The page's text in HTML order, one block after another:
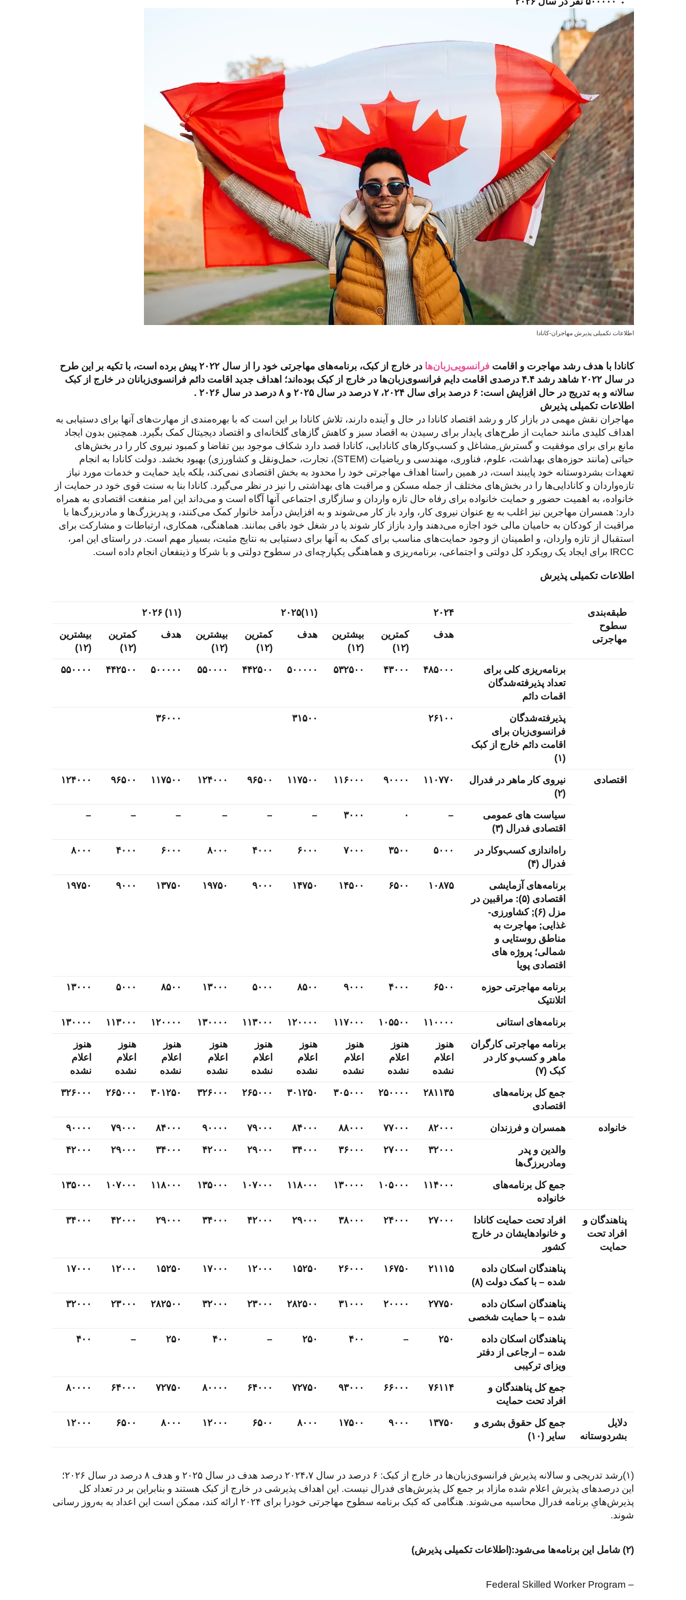
اطلاعات تکمیلی پذیرش مهاجران-کانادا
کانادا با هدف رشد مهاجرت و اقامت فرانسویی‌زبان‌ها
در خارج از کبک، برنامه‌های مهاجرتی خود را از سال ۲۰۲۲ پیش برده است، با تکیه بر این طرح
در سال ۲۰۲۲ شاهد رشد ۴.۴ درصدی اقامت دايم فرانسوی‌زبان‌ها در خارج از کبک بوده‌اند؛ اهداف جدید اقامت دائم فرانسوی‌زبانان در خارج از کبک
سالانه و به تدریج در حال افزایش است: ۶ درصد برای سال ۲۰۲۴، ۷ درصد در سال ۲۰۲۵ و ۸ درصد در سال ۲۰۲۶ .
اطلاعات تکمیلی پذیرش
مهاجران نقش مهمی در بازار کار و رشد اقتصاد کانادا در حال و آینده دارند، تلاش کانادا بر این است که با بهره‌مندی از مهارت‌های آنها برای دستیابی به
اهداف کلیدی مانند حمایت از طرح‌های پایدار برای رسیدن به اقصاد سبز و کاهش گازهای گلخانه‌ای و اقتصاد دیجیتال کمک بگیرد. همچنین بدون ایجاد
مانع برای برای موفقیت و گسترش ِمشاغل و کسب‌وکارهای کانادایی، کانادا قصد دارد شکاف موجود بین تقاضا و کمبود نیروی کار را در بخش‌های
حیاتی (مانند حوزه‌های بهداشت، علوم، فناوری، مهندسی و ریاضیات (STEM)، تجارت، حمل‌و‌نقل و کشاورزی) بهبود بخشد. دولت کانادا به انجام
تعهدات بشردوستانه خود پایبند است، در همین راستا اهداف مهاجرتی خود را محدود به بخش اقتصادی نمی‌کند، بلکه باید حمایت و خدمات مورد نیاز
تازه‌واردان و کانادایی‌ها را در بخش‌های مختلف از جمله مسکن و مراقبت های بهداشتی را نیز در نظر می‌گیرد. کانادا بنا به سنت قوی خود در حمایت از
خانواده، به اهمیت حضور و حمایت خانواده برای رفاه حال تازه واردان و سازگاری اجتماعی آنها آگاه است و می‌داند این امر منفعت اقتصادی به همراه
دارد: همسران مهاجرین نیز اغلب به بع عنوان نیروی کار، وارد باز کار می‌شوند و به افزایش درآمد خانوار کمک می‌کنند، و پدربزرگ‌ها و مادربزرگ‌ها با
مراقبت از کودکان به حامیان مالی خود اجازه می‌دهند وارد بازاز کار شوند یا در شغل خود باقی بمانند. هماهنگی، همکاری، ارتباطات و مشارکت برای
استقبال از تازه واردان، و اطمینان از وجود حمایت‌های مناسب برای کمک به آنها برای دستیابی به نتایج مثبت، بسیار مهم است. در راستای این امر،
IRCC برای ایجاد یک رویکرد کل دولتی و اجتماعی، برنامه‌ریزی و هماهنگی یکپارچه‌ای در سطوح دولتی و با شرکا و ذینفعان انجام داده است.
اطلاعات تکمیلی پذیرش
طبقه‌بندی
سطوح
مهاجرتی
۲۰۲۴ (۱۱)۲۰۲۵ (۱۱) ۲۰۲۶
هدف
کمترین
(۱۲)
بیشترین
(۱۲)
هدف
کمترین
(۱۲)
بیشترین
(۱۲)
هدف
کمترین
(۱۲)
بیشترین
(۱۲)
برنامه‌ریزی کلی برای
تعداد پذیرفته‌شدگان
اقمات دائم
۴۸۵۰۰۰ ۴۳۰۰۰ ۵۳۲۵۰۰ ۵۰۰۰۰۰ ۴۴۲۵۰۰ ۵۵۰۰۰۰ ۵۰۰۰۰۰ ۴۴۲۵۰۰ ۵۵۰۰۰۰
پذیرفته‌شدگان
فرانسوی‌زبان برای
اقامت دائم خارج از کبک
(۱)
۲۶۱۰۰ ۳۱۵۰۰ ۳۶۰۰۰
اقتصادی
نیروی کار ماهر در فدرال
(۲)
۱۱۰۷۷۰ ۹۰۰۰۰ ۱۱۶۰۰۰ ۱۱۷۵۰۰ ۹۶۵۰۰ ۱۲۴۰۰۰ ۱۱۷۵۰۰ ۹۶۵۰۰ ۱۲۴۰۰۰
سیاست های عمومی
اقتصادی فدرال (۳)
– ۰ ۳۰۰۰ –
–
–
–
–
–
راه‌اندازی کسب‌وکار در
فدرال (۴)
۵۰۰۰ ۳۵۰۰ ۷۰۰۰ ۶۰۰۰ ۴۰۰۰ ۸۰۰۰ ۶۰۰۰ ۴۰۰۰ ۸۰۰۰
برنامه‌های آزمایشی
اقتصادی (۵): مراقبین در
مزل (۶); کشاورزی-
غذایی; مهاجرت به
مناطق روستایی و
شمالی؛ پروژه های
اقتصادی پویا
۱۰۸۷۵ ۶۵۰۰ ۱۴۵۰۰ ۱۴۷۵۰ ۹۰۰۰ ۱۹۷۵۰ ۱۳۷۵۰ ۹۰۰۰ ۱۹۷۵۰
برنامه مهاجرتی حوزه
اتلانتیک
۶۵۰۰ ۴۰۰۰ ۹۰۰۰ ۸۵۰۰ ۵۰۰۰ ۱۳۰۰۰ ۸۵۰۰ ۵۰۰۰ ۱۳۰۰۰
برنامه‌های استانی ۱۱۰۰۰۰ ۱۰۵۵۰۰ ۱۱۷۰۰۰ ۱۲۰۰۰۰ ۱۱۳۰۰۰ ۱۳۰۰۰۰ ۱۲۰۰۰۰ ۱۱۳۰۰۰ ۱۳۰۰۰۰
برنامه مهاجرتی کارگران
ماهر و کسب‌و کار در
کبک (۷)
هنوز
اعلام
نشده
هنوز
اعلام
نشده
هنوز
اعلام
نشده
هنوز
اعلام
نشده
هنوز
اعلام
نشده
هنوز
اعلام
نشده
هنوز
اعلام
نشده
هنوز
اعلام
نشده
هنوز
اعلام
نشده
جمع کل برنامه‌های
اقتصادی
۲۸۱۱۳۵ ۲۵۰۰۰۰ ۳۰۵۰۰۰ ۳۰۱۲۵۰ ۲۶۵۰۰۰ ۳۲۶۰۰۰ ۳۰۱۲۵۰ ۲۶۵۰۰۰ ۳۲۶۰۰۰
خانواده همسران و فرزندان ۸۲۰۰۰ ۷۷۰۰۰ ۸۸۰۰۰ ۸۴۰۰۰ ۷۹۰۰۰ ۹۰۰۰۰ ۸۴۰۰۰ ۷۹۰۰۰ ۹۰۰۰۰
والدین و پدر
ومادربرزگ‌ها
۳۲۰۰۰ ۲۷۰۰۰ ۳۶۰۰۰ ۳۴۰۰۰ ۲۹۰۰۰ ۴۲۰۰۰ ۳۴۰۰۰ ۲۹۰۰۰ ۴۲۰۰۰
جمع کل برنامه‌های
خانواده
۱۱۴۰۰۰ ۱۰۵۰۰۰ ۱۳۰۰۰۰ ۱۱۸۰۰۰ ۱۰۷۰۰۰ ۱۳۵۰۰۰ ۱۱۸۰۰۰ ۱۰۷۰۰۰ ۱۳۵۰۰۰
پناهندگان و
افراد تحت
حمایت
افراد تحت حمایت کانادا
و خانوادهایشان در خارج
کشور
۲۷۰۰۰ ۲۴۰۰۰ ۳۸۰۰۰ ۲۹۰۰۰ ۴۲۰۰۰ ۳۴۰۰۰ ۲۹۰۰۰ ۴۲۰۰۰ ۳۴۰۰۰
پناهندگان اسکان داده
شده – با کمک دولت (۸)
۲۱۱۱۵ ۱۶۷۵۰ ۲۶۰۰۰ ۱۵۲۵۰ ۱۲۰۰۰ ۱۷۰۰۰ ۱۵۲۵۰ ۱۲۰۰۰ ۱۷۰۰۰
پناهندگان اسکان داده
شده – با حمایت شخصی
۲۷۷۵۰ ۲۰۰۰۰ ۳۱۰۰۰ ۲۸۲۵۰۰ ۲۳۰۰۰ ۳۲۰۰۰ ۲۸۲۵۰۰ ۲۳۰۰۰ ۳۲۰۰۰
پناهندگان اسکان داده
شده – ارجاعی از دفتر
ویزای ترکیبی
۲۵۰ – ۴۰۰ ۲۵۰ – ۴۰۰ ۲۵۰ – ۴۰۰
جمع کل پناهندگان و
افراد تحت حمایت
۷۶۱۱۴ ۶۶۰۰۰ ۹۳۰۰۰ ۷۲۷۵۰ ۶۴۰۰۰ ۸۰۰۰۰ ۷۲۷۵۰ ۶۴۰۰۰ ۸۰۰۰۰
دلایل
بشردوستانه
جمع کل حقوق بشری و
سایر (۱۰)
۱۳۷۵۰ ۹۰۰۰ ۱۷۵۰۰ ۸۰۰۰ ۶۵۰۰ ۱۲۰۰۰ ۸۰۰۰ ۶۵۰۰ ۱۲۰۰۰
(۱)رشد تدریجی و سالانه پذیرش فرانسوی‌زبان‌ها در خارج از کبک: ۶ درصد در سال ۲۰۲۴،۷ درصد هدف در سال ۲۰۲۵ و هدف ۸ درصد در سال ۲۰۲۶؛
این درصد‌های پذیرش اعلام شده مازاد بر جمع کل پذیرش‌های فدرال نیست. این اهداف پذیرشی در خارج از کبک هستند و بنابراین بر در تعداد کل
پذیرش‌هایِ برنامه فدرال محاسبه می‌شوند. هنگامی که کبک برنامه سطوح مهاجرتی خودرا برای ۲۰۲۴ ارائه کند، ممکن است این اعداد به به‌روز رسانی
شوند.
(۲) شامل این برنامه‌ها می‌شود:(اطلاعات تکمیلی پذیرش)
– Federal Skilled Worker Program